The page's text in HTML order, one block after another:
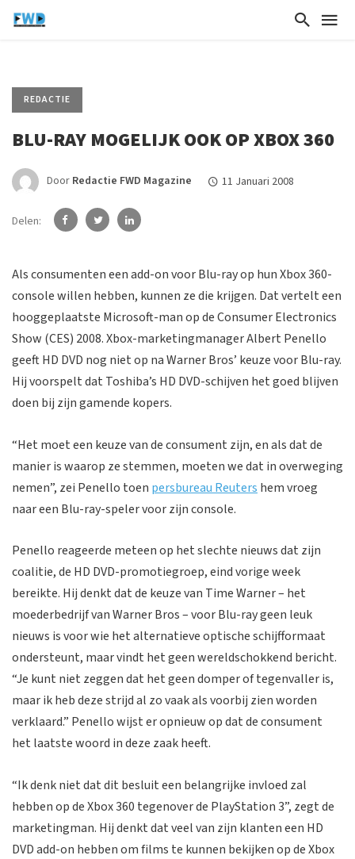
REDACTIE
BLU-RAY MOGELIJK OOK OP XBOX 360
Door Redactie FWD Magazine 11 Januari 2008
Delen:
Als consumenten een add-on voor Blu-ray op hun Xbox 360-
console willen hebben, kunnen ze die krijgen. Dat vertelt een
hooggeplaatste Microsoft-man op de Consumer Electronics
Show (CES) 2008. Xbox-marketingmanager Albert Penello
geeft HD DVD nog niet op na Warner Bros’ keuze voor Blu-ray.
Hij voorspelt dat Toshiba’s HD DVD-schijven het goed blijven
doen bij zijn gamende kopers.
“Het moet een keuze van de consument zijn, en als dat de
manier is waarop ze stemmen, moeten we dat in overweging
nemen”, zei Penello toen persbureau Reuters hem vroeg
naar een Blu-ray-speler voor zijn console.
Penello reageerde meteen op het slechte nieuws dat zijn
coalitie, de HD DVD-promotiegroep, eind vorige week
bereikte. Hij denkt dat de keuze van Time Warner – het
moederbedrijf van Warner Bros – voor Blu-ray geen leuk
nieuws is voor wie het alternatieve optische schijfformaat
ondersteunt, maar vindt het geen wereldschokkend bericht.
“Je kunt niet zeggen dat het geen domper of tegenvaller is,
maar ik heb deze strijd al zo vaak als voorbij zien worden
verklaard.” Penello wijst er opnieuw op dat de consument
het laatste woord in deze zaak heeft.
“Ik denk niet dat dit besluit een belangrijke invloed zal
hebben op de Xbox 360 tegenover de PlayStation 3”, zegt de
marketingman. Hij denkt dat veel van zijn klanten een HD
DVD add-on hebben om films te kunnen bekijken op de Xbox